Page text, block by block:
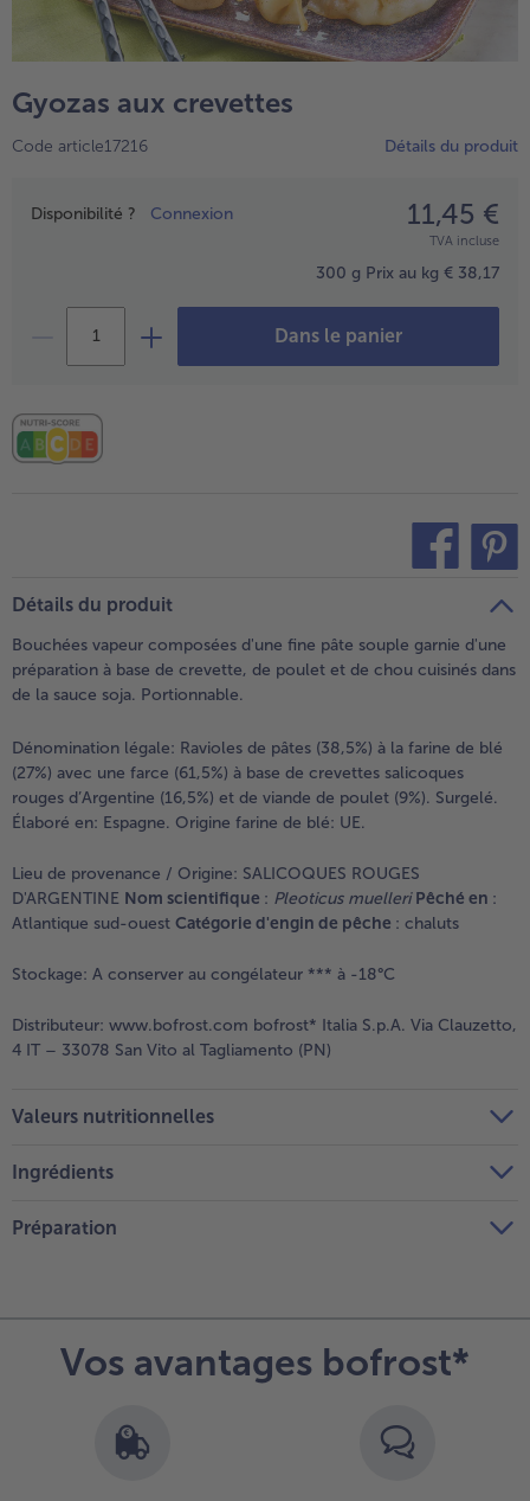
TousPlats cuisinés
Boulangerie & Pâtisserie
TousBoulangerie & Pâtisserie
TousEntrées, Apéritifs & Snacks
Produits non surgelés
TousProduits non surgelés
Gyozas aux crevettes
Code article17216 Détails du produit
Prix
Disponibilité ? Connexion 11,45 €
TVA incluse
300 g Prix au kg € 38,17
Dans le panier
Détails du produit
Bouchées vapeur composées d'une fine pâte souple garnie d'une
préparation à base de crevette, de poulet et de chou cuisinés dans
de la sauce soja. Portionnable.
Dénomination légale: Ravioles de pâtes (38,5%) à la farine de blé
(27%) avec une farce (61,5%) à base de crevettes salicoques
rouges d’Argentine (16,5%) et de viande de poulet (9%). Surgelé.
Élaboré en: Espagne. Origine farine de blé: UE.
Lieu de provenance / Origine: SALICOQUES ROUGES
D'ARGENTINE Nom scientifique : Pleoticus muelleri Pêché en :
Atlantique sud-ouest Catégorie d'engin de pêche : chaluts
Stockage: A conserver au congélateur *** à -18°C
Distributeur: www.bofrost.com bofrost* Italia S.p.A. Via Clauzetto,
4 IT – 33078 San Vito al Tagliamento (PN)
Valeurs nutritionnelles
Ingrédients
Préparation
Vos avantages bofrost*